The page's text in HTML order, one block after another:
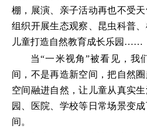
棚，展演、亲子活动再也不受
组织开展生态观察、昆虫科普
儿童打造自然教育成长乐园……
当“一米视角”被看见，我
间，不是再造新空间，把自然
空间融进自然，让儿童从真实
园、医院、学校等日常场景变
间。